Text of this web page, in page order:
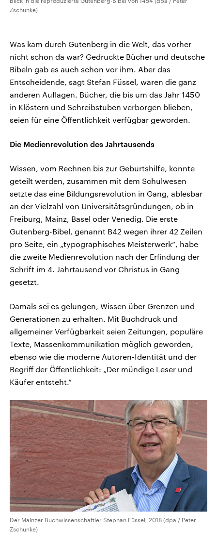
Zschunke)
Was kam durch Gutenberg in die Welt, das vorher
nicht schon da war? Gedruckte Bücher und deutsche
Bibeln gab es auch schon vor ihm. Aber das
Entscheidende, sagt Stefan Füssel, waren die ganz
anderen Auflagen. Bücher, die bis um das Jahr 1450
in Klöstern und Schreibstuben verborgen blieben,
seien für eine Öffentlichkeit verfügbar geworden.
Die Medienrevolution des Jahrtausends
Wissen, vom Rechnen bis zur Geburtshilfe, konnte
geteilt werden, zusammen mit dem Schulwesen
setzte das eine Bildungsrevolution in Gang, ablesbar
an der Vielzahl von Universitätsgründungen, ob in
Freiburg, Mainz, Basel oder Venedig. Die erste
Gutenberg-Bibel, genannt B42 wegen ihrer 42 Zeilen
pro Seite, ein „typographisches Meisterwerk“, habe
die zweite Medienrevolution nach der Erfindung der
Schrift im 4. Jahrtausend vor Christus in Gang
gesetzt.
Damals sei es gelungen, Wissen über Grenzen und
Generationen zu erhalten. Mit Buchdruck und
allgemeiner Verfügbarkeit seien Zeitungen, populäre
Texte, Massenkommunikation möglich geworden,
ebenso wie die moderne Autoren-Identität und der
Begriff der Öffentlichkeit: „Der mündige Leser und
Käufer entsteht.“
Der Mainzer Buchwissenschaftler Stephan Füssel, 2018 (dpa / Peter
Zschunke)